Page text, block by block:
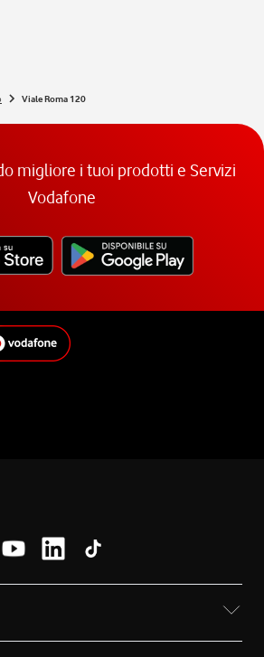
Viale Roma 120
migliore i tuoi prodotti e Servizi
Vodafone